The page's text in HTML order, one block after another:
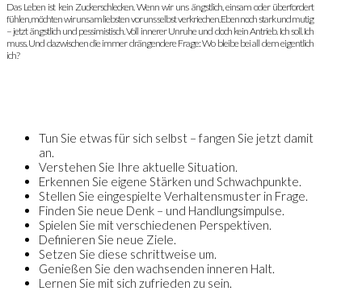
Das Leben ist kein Zuckerschlecken. Wenn wir uns ängstlich, einsam oder überfordert
fühlen, möchten wir uns am liebsten vor uns selbst verkriechen. Eben noch stark und mutig
– jetzt ängstlich und pessimistisch. Voll innerer Unruhe und doch kein Antrieb. Ich soll. Ich
muss. Und dazwischen die immer drängendere Frage: Wo bleibe bei all dem eigentlich
ich?
Tun Sie etwas für sich selbst – fangen Sie jetzt damit
an.
Verstehen Sie Ihre aktuelle Situation.
Erkennen Sie eigene Stärken und Schwachpunkte.
Stellen Sie eingespielte Verhaltensmuster in Frage.
Finden Sie neue Denk – und Handlungsimpulse.
Spielen Sie mit verschiedenen Perspektiven.
Definieren Sie neue Ziele.
Setzen Sie diese schrittweise um.
Genießen Sie den wachsenden inneren Halt.
Lernen Sie mit sich zufrieden zu sein.